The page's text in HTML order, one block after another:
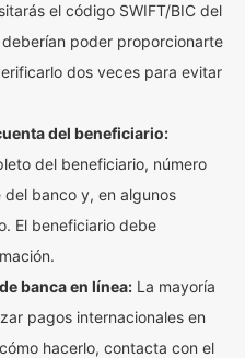
el código SWIFT/BIC del
poder proporcionarte
dos veces para evitar
del beneficiario:
del beneficiario, número
banco y, en algunos
El beneficiario debe
banca en línea: La mayoría
pagos internacionales en
hacerlo, contacta con el